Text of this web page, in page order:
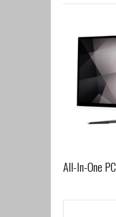
All-In-One